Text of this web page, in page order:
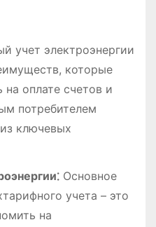
учет электроэнергии
которые
оплате счетов и
потребителем
ключевых
Основное
учета – это
на